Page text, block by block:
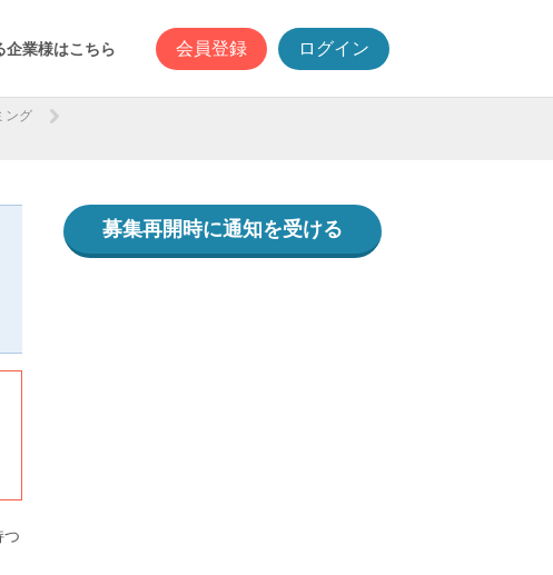
企業様はこちら 会員登録 ログイン
ング
つ
募集再開時に通知を受ける